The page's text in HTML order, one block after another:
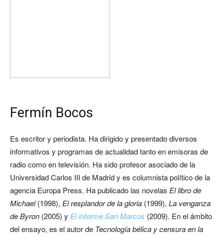
Fermín Bocos
Es escritor y periodista. Ha dirigido y presentado diversos
informativos y programas de actualidad tanto en emisoras de
radio como en televisión. Ha sido profesor asociado de la
Universidad Carlos III de Madrid y es columnista político de la
agencia Europa Press. Ha publicado las novelas El libro de
Michael(1998), El resplandor de la gloria (1999), La venganza
de Byron (2005) y El informe San Marcos (2009). En el ámbito
del ensayo, es el autor de Tecnología bélica y censura en la